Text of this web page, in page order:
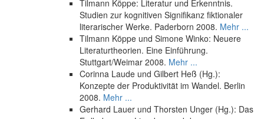
Tilmann Köppe: Literatur und Erkenntnis.
Studien zur kognitiven Signifikanz fiktionaler
literarischer Werke. Paderborn 2008. Mehr ...
Tilmann Köppe und Simone Winko: Neuere
Literaturtheorien. Eine Einführung.
Stuttgart/Weimar 2008. Mehr ...
Corinna Laude und Gilbert Heß (Hg.):
Konzepte der Produktivität im Wandel. Berlin
2008. Mehr ...
Gerhard Lauer und Thorsten Unger (Hg.): Das